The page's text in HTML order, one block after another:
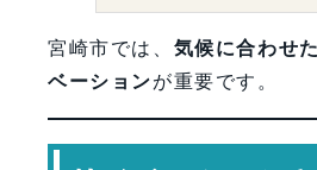
宮崎市では、 気候に合わせ
ベーションが重要です。